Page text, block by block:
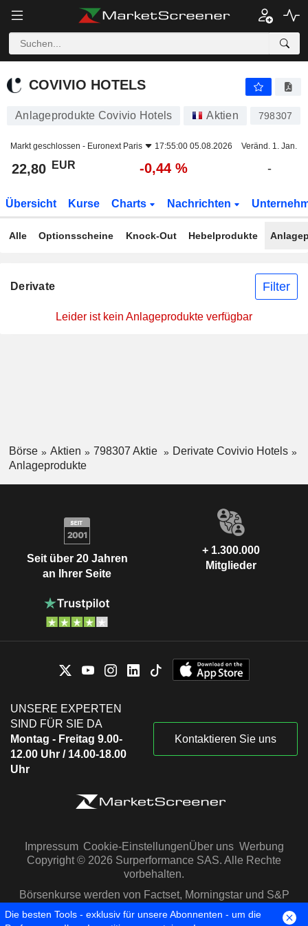
COVIVIO HOTELS
COVIVIO HOTELS
Anlageprodukte Covivio Hotels Aktien 798307
Markt geschlossen - Euronext Paris 17:55:00 05.08.2026 Veränd. 1. Jan.
22,80 EUR -0,44 % -
Übersicht Kurse Charts Nachrichten
Alle Optionsscheine Knock-Out Hebelprodukte
Derivate Filter
Leider ist kein Anlageprodukte verfügbar
Börse Aktien 798307 Aktie
Derivate Covivio Hotels
Anlageprodukte
Seit über 20 Jahren
an Ihrer Seite
+ 1.300.000
Mitglieder
UNSERE EXPERTEN
SIND FÜR SIE DA
Montag - Freitag 9.00-
12.00 Uhr / 14.00-18.00
Uhr
Kontaktieren Sie uns
Impressum Cookie-EinstellungenÜber uns Werbung
Copyright © 2026 Surperformance SAS. Alle Rechte
vorbehalten.
Börsenkurse werden von Factset, Morningstar und S&P
Capital IQ zur Verfügung gestellt
Die besten Tools - exklusiv für unsere Abonnenten - um die